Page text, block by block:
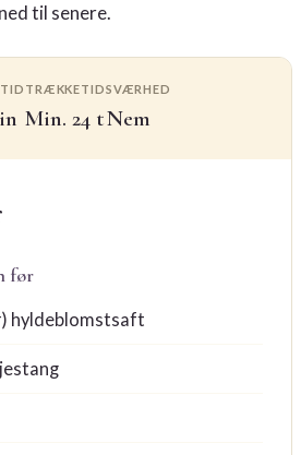
til senere.
TRÆKKETID
Min. 24 t
SVÆRHED
Nem
før
hyldeblomstsaft